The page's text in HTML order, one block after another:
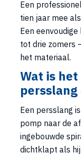
Een
tien jaar mee
Een
tot drie zomers
het materiaal.
Wat is
persslang
Een persslang
pomp naar de
ingebouwde
dichtklapt als